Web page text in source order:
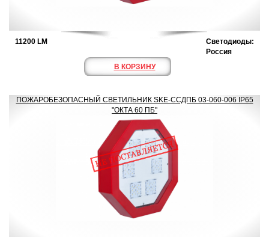
11200 LM
Светодиоды:
Россия
В КОРЗИНУ
ПОЖАРОБЕЗОПАСНЫЙ СВЕТИЛЬНИК SKE-ССДПБ 03-060-006 IP65
"ОКТА 60 ПБ"